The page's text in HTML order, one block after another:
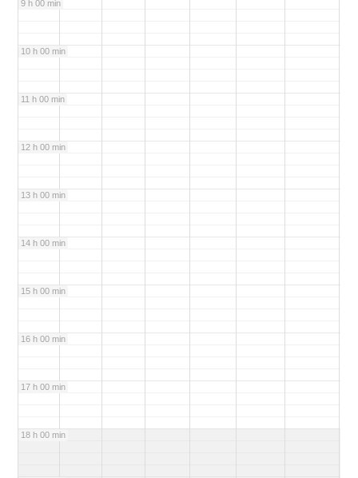
9 h 00 min
10 h 00 min
11 h 00 min
12 h 00 min
13 h 00 min
14 h 00 min
15 h 00 min
16 h 00 min
17 h 00 min
18 h 00 min